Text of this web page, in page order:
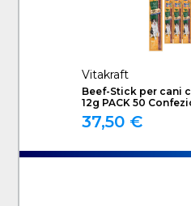
Vitakraft
Beef-Stick per cani
12g PACK 50
37,50 €